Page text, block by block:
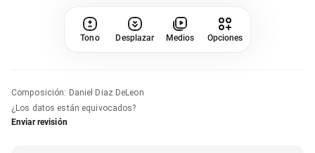
Tono Desplazar Medios Opciones
Composición: Daniel Diaz DeLeon
¿Los datos están equivocados?
Enviar revisión